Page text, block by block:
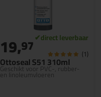
Ottoseal S51 310ml
Geschikt voor PVC-, rubber-
en linoleumvloeren
19,97 (1)